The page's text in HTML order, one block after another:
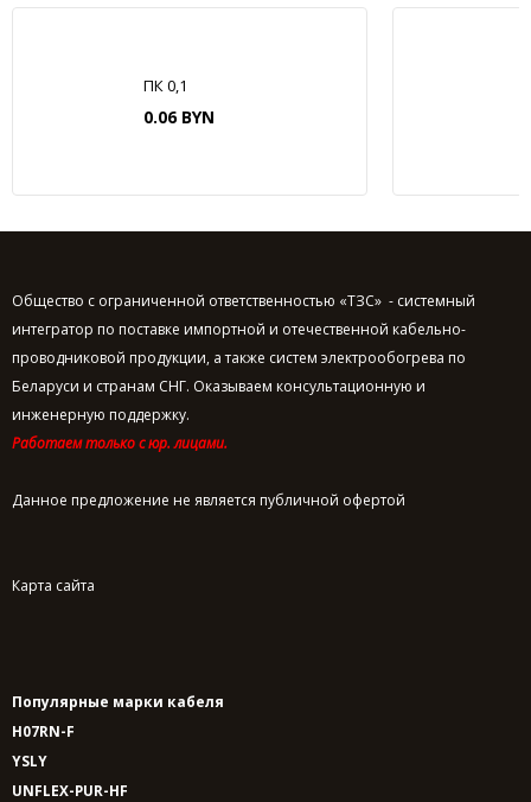
ПК 0,1
0.06 BYN
Общество с ограниченной ответственностью «ТЗС» - системный
интегратор по поставке импортной и отечественной кабельно-
проводниковой продукции, а также систем электрообогрева по
Беларуси и странам СНГ. Оказываем консультационную и
инженерную поддержку.
Работаем только с юр. лицами.
Данное предложение не является публичной офертой
Карта сайта
Популярные марки кабеля
H07RN-F
YSLY
UNFLEX-PUR-HF